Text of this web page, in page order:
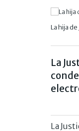
La hija
La
La